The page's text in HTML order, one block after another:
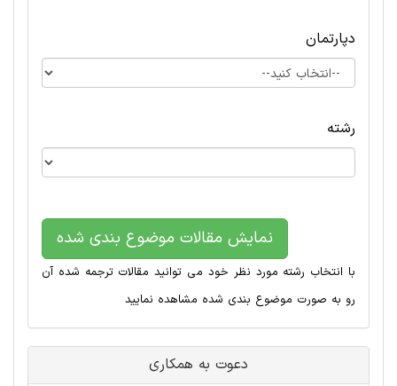
دپارتمان
رشته
نمایش مقالات موضوع بندی شده
با انتخاب رشته مورد نظر خود می توانید مقالات ترجمه شده آن
رو به صورت موضوع بندی شده مشاهده نمایید
دعوت به همکاری